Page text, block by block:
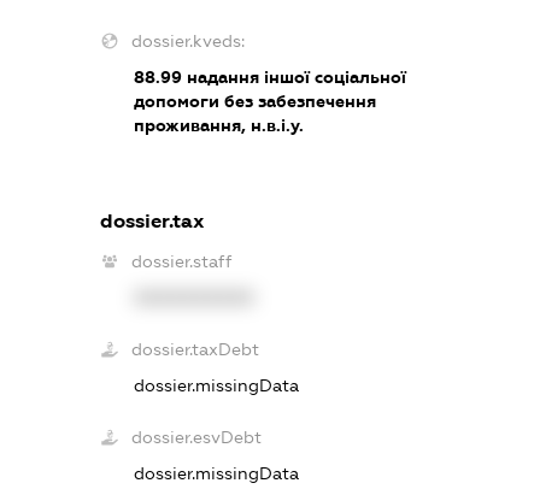
dossier.kveds:
88.99надання іншої соціальної
допомоги без забезпечення
проживання, н.в.і.у.
dossier.tax
dossier.staff
dossier.taxDebt
dossier.missingData
dossier.esvDebt
dossier.missingData